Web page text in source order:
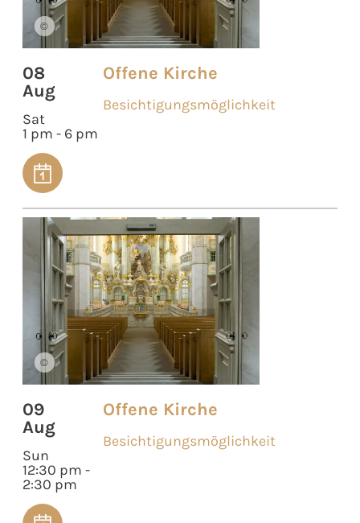
©
08
Aug
Sat
1 pm - 6 pm
Offene Kirche
Besichtigungsmöglichkeit
©
09
Aug
Sun
12:30 pm -
2:30 pm
Offene Kirche
Besichtigungsmöglichkeit